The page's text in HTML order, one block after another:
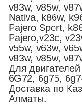
v83w, v85w,
Nativa, k86w,
Pajero Sport,
Pajero,v23c,
v55w, v63w,
v83w, v85w,
Для двигателей
6G72, 6g75,
Доставка по
Алматы.